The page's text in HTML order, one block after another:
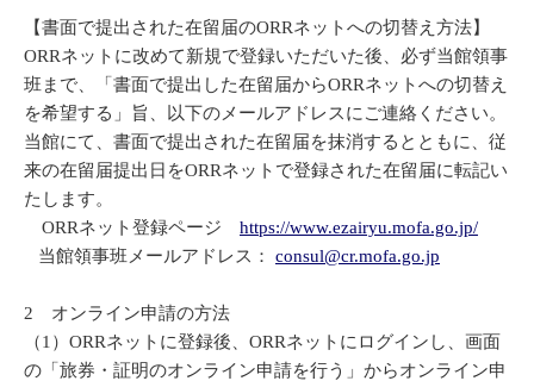
【書面で提出された在留届のORRネットへの切替え方法】
ORRネットに改めて新規で登録いただいた後、必ず当館領事
班まで、「書面で提出した在留届からORRネットへの切替え
を希望する」旨、以下のメールアドレスにご連絡ください。
当館にて、書面で提出された在留届を抹消するとともに、従
来の在留届提出日をORRネットで登録された在留届に転記い
たします。
ORRネット登録ページ https://www.ezairyu.mofa.go.jp/
当館領事班メールアドレス： consul@cr.mofa.go.jp
2 オンライン申請の方法
（1）ORRネットに登録後、ORRネットにログインし、画面
の「旅券・証明のオンライン申請を行う」からオンライン申